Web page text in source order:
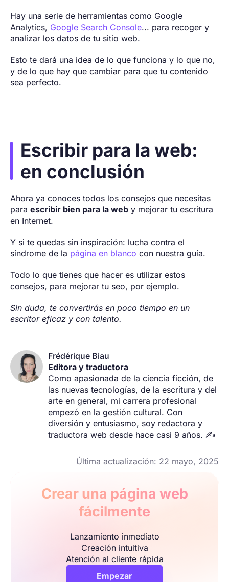
Hay una serie de herramientas como Google
Analytics, Google Search Console... para recoger y
analizar los datos de tu sitio web.
Esto te dará una idea de lo que funciona y lo que no,
y de lo que hay que cambiar para que tu contenido
sea perfecto.
Escribir para la web:
en conclusión
Ahora ya conoces todos los consejos que necesitas
para escribir bien para la web y mejorar tu escritura
en Internet.
Y si te quedas sin inspiración: lucha contra el
síndrome de la página en blanco con nuestra guía.
Todo lo que tienes que hacer es utilizar estos
consejos, para mejorar tu seo, por ejemplo.
Sin duda, te convertirás en poco tiempo en un
escritor eficaz y con talento.
Frédérique Biau
Editora y traductora
Como apasionada de la ciencia ficción, de
las nuevas tecnologías, de la escritura y del
arte en general, mi carrera profesional
empezó en la gestión cultural. Con
diversión y entusiasmo, soy redactora y
traductora web desde hace casi 9 años. ✍️
Última actualización: 22 mayo, 2025
Crear una página web
fácilmente
Lanzamiento inmediato
Creación intuitiva
Atención al cliente rápida
Empezar